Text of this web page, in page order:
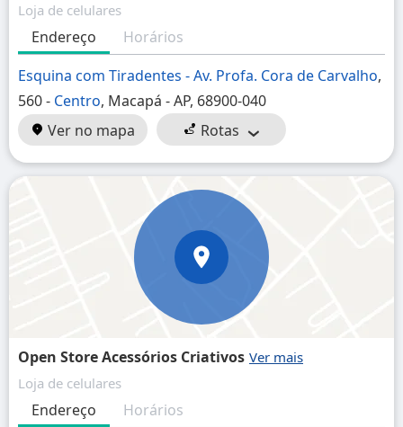
Loja de celulares
Endereço
Horários
Esquina com Tiradentes - Av. Profa. Cora de Carvalho,
560 - Centro, Macapá - AP, 68900-040
Ver no mapa
Rotas
Open Store Acessórios Criativos
Loja de celulares
Endereço
Horários